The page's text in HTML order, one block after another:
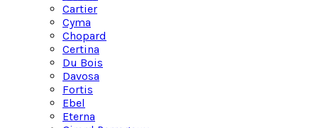
Cartier
Cyma
Chopard
Certina
Du Bois
Davosa
Fortis
Ebel
Eterna